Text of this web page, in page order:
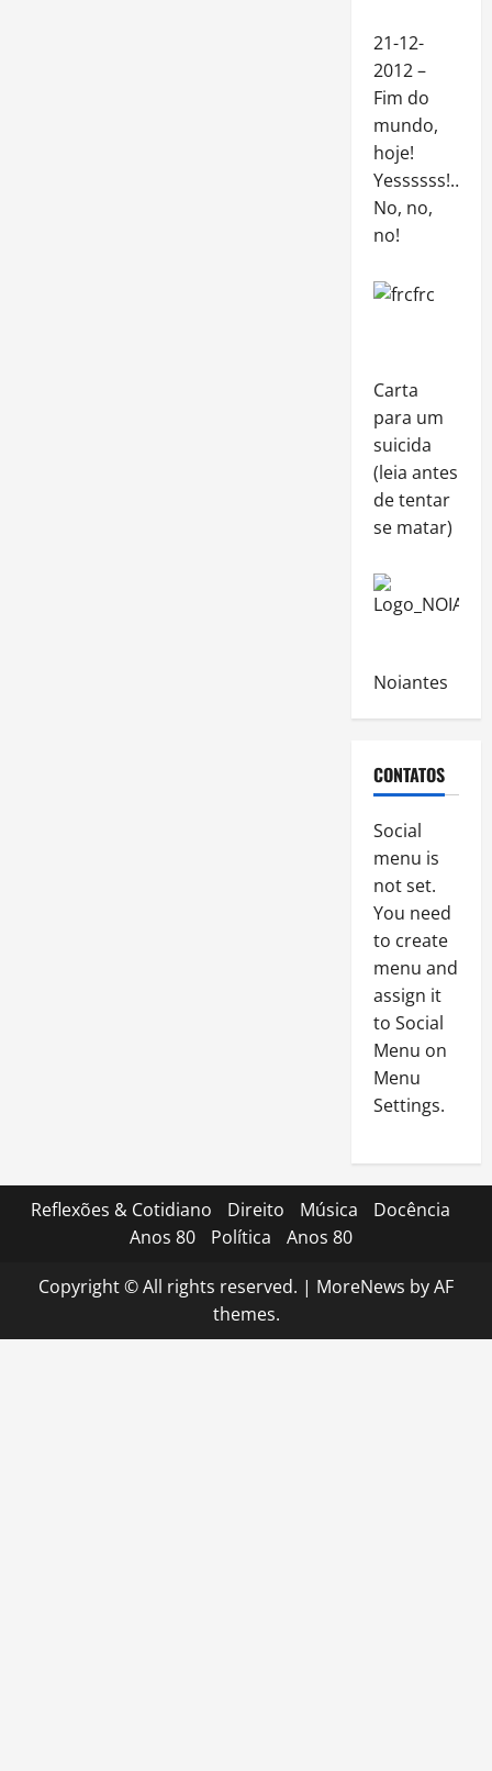
21-12-
2012 –
Fim do
mundo,
hoje!
Yessssss!…
No, no,
no!
Carta
para um
suicida
(leia antes
de tentar
se matar)
Noiantes
CONTATOS
Social
menu is
not set.
You need
to create
menu and
assign it
to Social
Menu on
Menu
Settings.
Reflexões & Cotidiano Direito Música
Docência
Anos 80
Política Anos 80
Copyright © All rights reserved. | MoreNews by AF
themes.